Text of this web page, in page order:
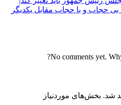
No comments yet.
شد. بخش‌های موردنیاز